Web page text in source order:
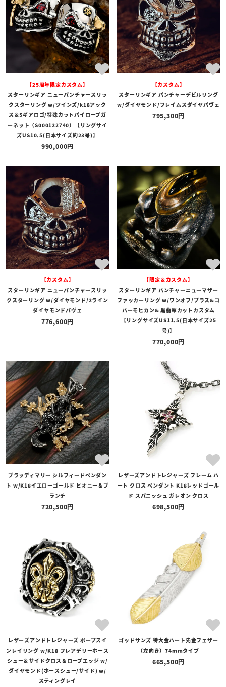
【25周年限定カスタム】
スターリンギア ニューパンチャースリッ
クスターリング w/ツインズ/k18アック
ス＆Sギアロゴ/特殊カットパイロープガ
ーネット（S000122740）【リングサイ
ズUS10.5(日本サイズ約23号)】
990,000
【カスタム】
スターリンギア パンチャーデビルリング
w/ダイヤモンド/フレイムスダイヤパヴェ
795,300
【カスタム】
スターリンギア ニューパンチャースリッ
クスターリング w/ダイヤモンド/2ライン
ダイヤモンドパヴェ
776,600
【限定＆カスタム】
スターリンギア パンチャーニューマザー
ファッカーリング w/ワンオフ/ブラス&コ
パーモヒカン& 黒翡翠カットカスタム
【リングサイズUS11.5(日本サイズ25
号)】
770,000
ブラッディマリー シルフィードペンダン
ト w/K18イエローゴールド ピオニー＆ブ
ランチ
720,500
レザーズアンドトレジャーズ フレーム ハ
ート クロス ペンダント K18レッドゴール
ド スパニッシュ ガレオン クロス
698,500
レザーズアンドトレジャーズ ポープスイ
ンレイリング w/K18 フレアデリーホース
シュー＆サイドクロス＆ロープエッジ w/
ダイヤモンド(ホースシュー/サイド) w/
スティングレイ
ゴッドサンズ 特大金ハート先金フェザー
（左向き）74mmタイプ
665,500